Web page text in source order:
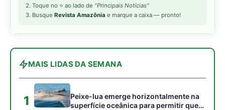
2. Toque no ⭐ ao lado de "Principais Notícias"
3. Busque Revista Amazônia e marque a caixa — pronto!
MAIS LIDAS DA SEMANA
1
Peixe-lua emerge horizontalmente na
superfície oceânica para permitir que